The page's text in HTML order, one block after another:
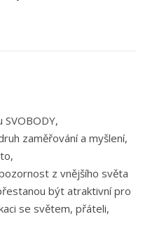
zaměřování a myšlení,
z vnějšího světa
být atraktivní pro
se světem, přáteli,